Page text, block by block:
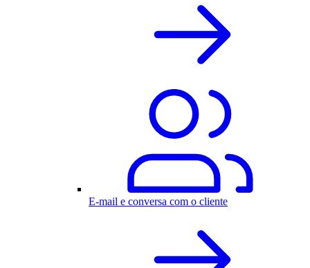
E-mail e conversa com o cliente